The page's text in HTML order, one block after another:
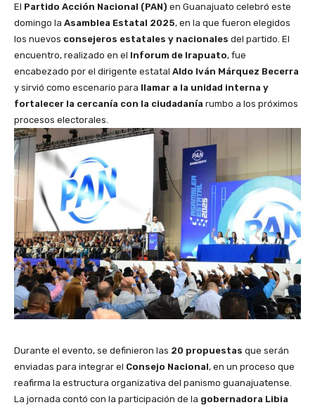
El Partido Acción Nacional (PAN) en Guanajuato celebró este
domingo la Asamblea Estatal 2025, en la que fueron elegidos
los nuevos consejeros estatales y nacionales del partido. El
encuentro, realizado en el Inforum de Irapuato, fue
encabezado por el dirigente estatal Aldo Iván Márquez Becerra
y sirvió como escenario para llamar a la unidad interna y
fortalecer la cercanía con la ciudadanía rumbo a los próximos
procesos electorales.
Durante el evento, se definieron las 20 propuestas que serán
enviadas para integrar el Consejo Nacional, en un proceso que
reafirma la estructura organizativa del panismo guanajuatense.
La jornada contó con la participación de la gobernadora Libia